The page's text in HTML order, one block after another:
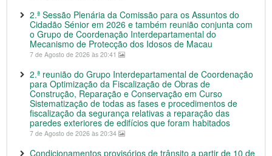
2.ª Sessão Plenária da Comissão para os Assuntos do
Cidadão Sénior em 2026 e também reunião conjunta com
o Grupo de Coordenação Interdepartamental do
Mecanismo de Protecção dos Idosos de Macau
7 de Agosto de 2026 às 20:41
2.ª reunião do Grupo Interdepartamental de Coordenação
para Optimização da Fiscalização de Obras de
Construção, Reparação e Conservação em Curso
Sistematização de todas as fases e procedimentos de
fiscalização da segurança relativas a reparação das
paredes exteriores de edifícios que foram habitados
7 de Agosto de 2026 às 20:34
Condicionamentos provisórios de trânsito a partir de 10 de